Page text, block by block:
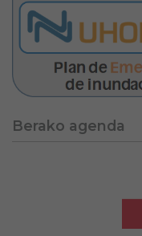
Berako agenda